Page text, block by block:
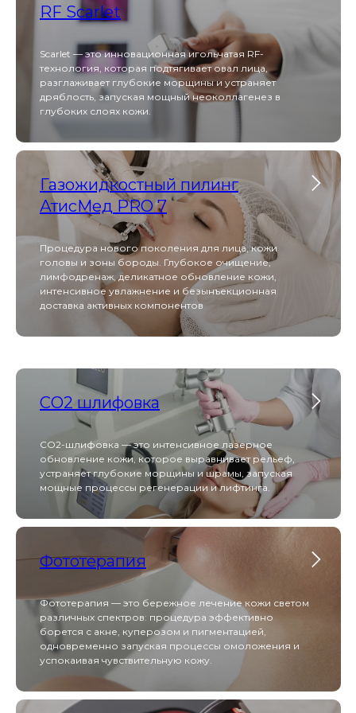
RF Scarlet
Scarlet — это инновационная игольчатая RF-
технология, которая подтягивает овал лица,
разглаживает глубокие морщины и устраняет
дряблость, запуская мощный неоколлагенез в
глубоких слоях кожи.
Газожидкостный пилинг
АтисМед PRO 7
Процедура нового поколения для лица, кожи
головы и зоны бороды. Глубокое очищение,
лимфодренаж, деликатное обновление кожи,
интенсивное увлажнение и безынъекционная
доставка активных компонентов
СO2 шлифовка
CO2-шлифовка — это интенсивное лазерное
обновление кожи, которое выравнивает рельеф,
устраняет глубокие морщины и шрамы, запуская
мощные процессы регенерации и лифтинга.
Фототерапия
Фототерапия — это бережное лечение кожи светом
различных спектров: процедура эффективно
борется с акне, куперозом и пигментацией,
одновременно запуская процессы омоложения и
успокаивая чувствительную кожу.
Capello сочетает функции эпиляции, лифтинга и
микротоков — всё необходимое для эффективной
косметологии в одном компактном устройстве.
Scarlet S обеспечивает безболезненную RF-лифтинг
и микроигольчатую терапию, запуская мощный
синтез коллагена для омоложения кожи без
длительной реабилитации.
Melsytech для лазерной эпиляции обеспечивает
быстрое и малоболезненное удаление
нежелательных волос на любых участках тела с
долговременным результатом и встроенной
системой охлаждения для комфорта клиента.
Melsytech
Beautylizer сочетает в себе ультразвуковую
чистку, фонофорез и микротоковую терапию,
обеспечивая глубокое очищение, лифтинг и
насыщение кожи активными компонентами без
боли и реабилитации.